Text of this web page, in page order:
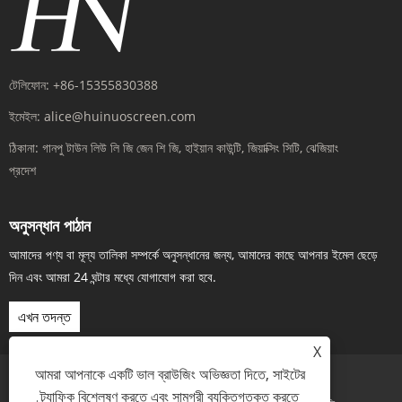
টেলিফোন: +86-15355830388
ইমেইল: alice@huinuoscreen.com
ঠিকানা: গানপু টাউন লিউ লি জি জেন ​​শি জি, হাইয়ান কাউন্টি, জিয়াক্সিং সিটি, ঝেজিয়াং
প্রদেশ
অনুসন্ধান পাঠান
আমাদের পণ্য বা মূল্য তালিকা সম্পর্কে অনুসন্ধানের জন্য, আমাদের কাছে আপনার ইমেল ছেড়ে
দিন এবং আমরা 24 ঘন্টার মধ্যে যোগাযোগ করা হবে.
এখন তদন্ত
X
আমরা আপনাকে একটি ভাল ব্রাউজিং অভিজ্ঞতা দিতে, সাইটের
ট্র্যাফিক বিশ্লেষণ করতে এবং সামগ্রী ব্যক্তিগতকৃত করতে